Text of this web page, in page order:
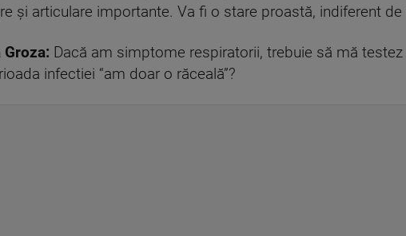
şi articulare importante. Va fi o stare proastă, indiferent
Groza: Dacă am simptome respiratorii, trebuie să mă
infectiei “am doar o răceală”?